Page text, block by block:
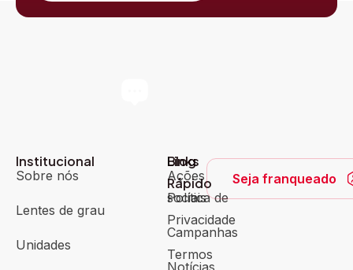
Institucional
Sobre nós
Lentes de grau
Unidades
Blog
Ações
sociais
Campanhas
Notícias
Links
Rápido
Política de
Privacidade
Termos
Seja franqueado